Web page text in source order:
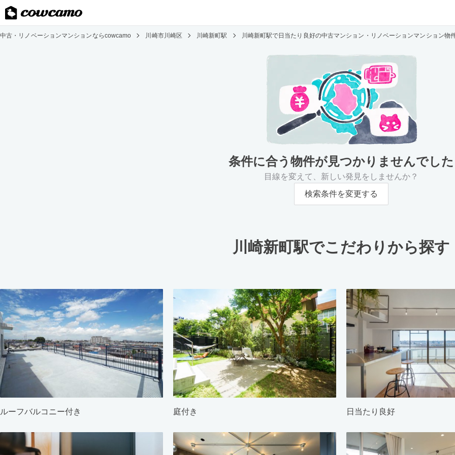
中古・リノベーションマンションならcowcamo 川崎市川崎区 川崎新町駅 川崎新町駅で日当たり良好の中古マンション・リノベーションマンション物
条件に合う物件が見つかりませんでした
目線を変えて、新しい発見をしませんか？
検索条件を変更する
川崎新町駅でこだわりから探す
ルーフバルコニー付き 庭付き 日当たり良好